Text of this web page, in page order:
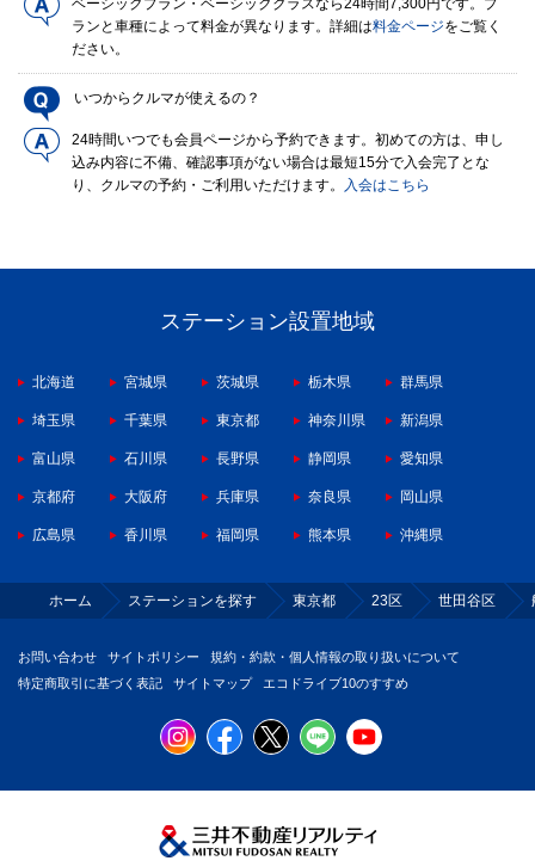
ベーシックプラン・ベーシッククラスなら24時間7,300円です。プ
ランと車種によって料金が異なります。詳細は料金ページをご覧く
ださい。
いつからクルマが使えるの？
24時間いつでも会員ページから予約できます。初めての方は、申し
込み内容に不備、確認事項がない場合は最短15分で入会完了とな
り、クルマの予約・ご利用いただけます。
入会はこちら
ステーション設置地域
北海道 宮城県 茨城県 栃木県 群馬県
埼玉県 千葉県 東京都 神奈川県 新潟県
富山県 石川県 長野県 静岡県 愛知県
京都府 大阪府 兵庫県 奈良県 岡山県
広島県 香川県 福岡県 熊本県 沖縄県
ホーム ステーションを探す 東京都 23区 世田谷区
お問い合わせ サイトポリシー
規約・約款・個人情報の取り扱いについて
特定商取引に基づく表記
サイトマップ エコドライブ10のすすめ